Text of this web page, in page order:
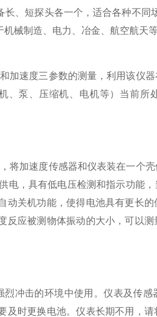
、短探头各一个，适合各种不同
械制造、电力、冶金、航空航天等
加速度三参数的测量，利用该仪
、泵、压缩机、电机等）当前所
将加速度传感器和仪表装在一个
电，具有低电压检测和指示功能
关机功能，使得电池具有更长
应被测物体振动的大小，可以
冲击的环境中使用。仪表及传
时更换电池。仪表长期不用，请